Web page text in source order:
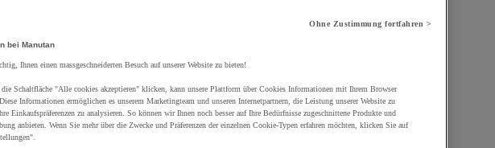
zum Warenkorb hinzugefügt:
Ohne Zustimmung fortfahren >
bei Manutan
Ihnen einen massgeschneiderten Besuch auf unserer Website zu bieten!
die Schaltfläche "Alle cookies akzeptieren" klicken, kann unsere Plattform über Cookies Informationen mit Ihrem Browser
Informationen ermöglichen es unserem Marketingteam und unseren Internetpartnern, die Leistung unserer Website zu
Einkaufspräferenzen zu analysieren. So können wir Ihnen noch besser auf Ihre Bedürfnisse zugeschnittene Produkte und
anbieten. Wenn Sie mehr über die Zwecke und Präferenzen der einzelnen Cookie-Typen erfahren möchten, klicken Sie auf